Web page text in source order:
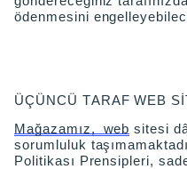
ödenmesini
ÜÇÜNCÜ TARAF WEB
Mağazamız, web sitesi
sorumluluk
Politikası Prensipleri,